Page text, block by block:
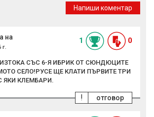
Напиши коментар
на
г.
1 0
СЪС 6-Я ИБРИК ОТ СЮНДЮЦИТЕ
СЕЛО!РУСЕ ЩЕ КЛАТИ ПЪРВИТЕ ТРИ
ЯКИ КЛЕМБАРИ.
отговор
!